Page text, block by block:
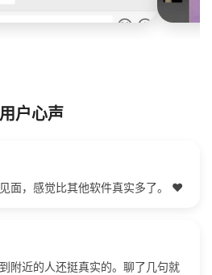
用户心声
面，感觉比其他软件真实多了。 ❤️
附近的人还挺真实的。聊了几句就